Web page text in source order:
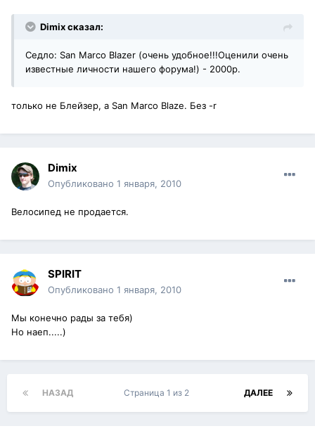
Dimix сказал:
Седло: San Marco Blazer (очень удобное!!!Оценили очень
известные личности нашего форума!) - 2000р.
только не Блейзер, а San Marco Blaze. Без -r
Dimix
Опубликовано 1 января, 2010
Велосипед не продается.
SPIRIT
Опубликовано 1 января, 2010
Мы конечно рады за тебя)
Но наеп.....)
НАЗАД ДАЛЕЕ
Страница 1 из 2